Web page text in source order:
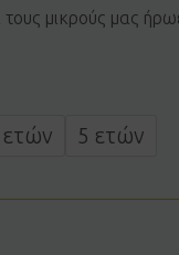
τους μικρούς μας
ετών 5 ετών